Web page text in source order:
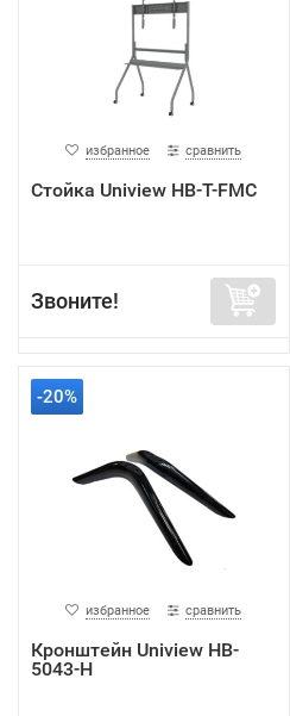
избранное сравнить
Стойка Uniview HB-T-FMC
Звоните!
-20%
избранное сравнить
Кронштейн Uniview HB-
5043-H